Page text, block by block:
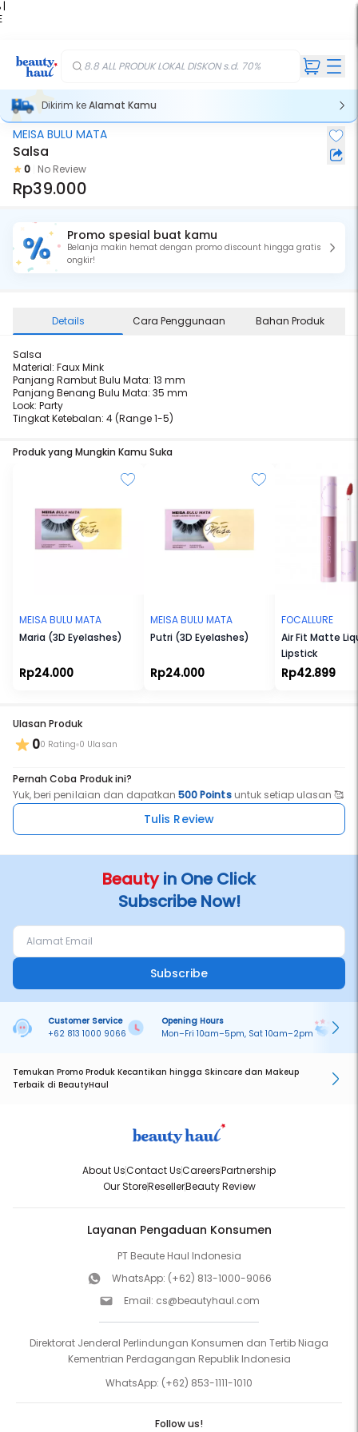
|
8.8 ALL PRODUK LOKAL DISKON s.d. 70%
Dikirim keAlamat Kamu
MEISA BULU MATA
Salsa
0 No Review
Rp39.000
Promo spesial buat kamu
Belanja makin hemat dengan promo discount hingga gratis
ongkir!
Details Cara Penggunaan Bahan Produk
Salsa
Material: Faux Mink
Panjang Rambut Bulu Mata: 13 mm
Panjang Benang Bulu Mata: 35 mm
Look: Party
Tingkat Ketebalan: 4 (Range 1-5)
Produk yang Mungkin Kamu Suka
MEISA BULU MATA
Maria (3D Eyelashes)
Rp24.000
MEISA BULU MATA
Putri (3D Eyelashes)
Rp24.000
FOCALLURE
Air Fit Matte
Lipstick
Rp42.899
Ulasan Produk
00 Rating 0 Ulasan
Pernah Coba Produk ini?
Yuk, beri penilaian dan dapatkan500 Pointsuntuk setiap ulasan 🥰
Tulis Review
Beautyin One Click
Subscribe Now!
Subscribe
Customer Service
+62 813 1000 9066
Opening Hours
Mon–Fri 10am–5pm, Sat 10am–2pm
Temukan Promo Produk Kecantikan hingga Skincare dan Makeup
Terbaik di BeautyHaul
About UsContact UsCareersPartnership
Our StoreResellerBeauty Review
Layanan Pengaduan Konsumen
PT Beaute Haul Indonesia
WhatsApp: (+62) 813-1000-9066
Email: cs@beautyhaul.com
Direktorat Jenderal Perlindungan Konsumen dan Tertib Niaga
Kementrian Perdagangan Republik Indonesia
WhatsApp: (+62) 853-1111-1010
Follow us!